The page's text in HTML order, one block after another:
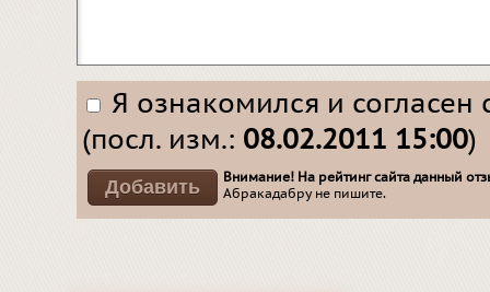
Я ознакомился и согласен
(посл. изм.: 08.02.2011 15:00)
Внимание! На рейтинг сайта данный
Абракадабру не пишите.